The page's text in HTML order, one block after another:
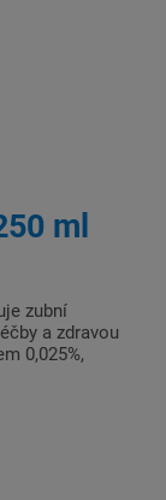
ml
zubní
a zdravou
0,025%,